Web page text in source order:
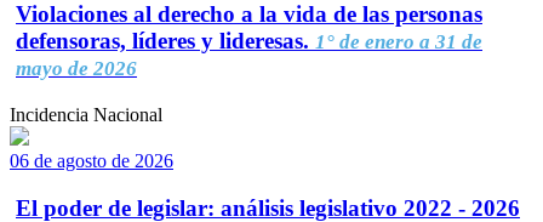
Violaciones al derecho a la vida de las personas
defensoras, líderes y lideresas. 1° de enero a 31 de
mayo de 2026
Incidencia Nacional
06 de agosto de 2026
El poder de legislar: análisis legislativo 2022 - 2026